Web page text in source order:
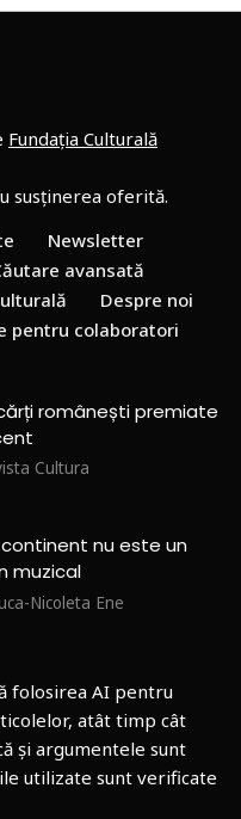
Fundația Culturală
susținerea oferită.
Newsletter
avansată
Despre noi
pentru colaboratori
românești premiate
Cultura
continent nu este un
muzical
Nicoleta Ene
folosirea AI pentru
atât timp cât
și argumentele sunt
utilizate sunt verificate